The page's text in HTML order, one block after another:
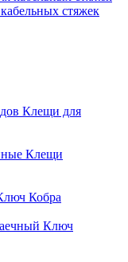
стяжек
Клещи для
Клещи
Кобра
Ключ